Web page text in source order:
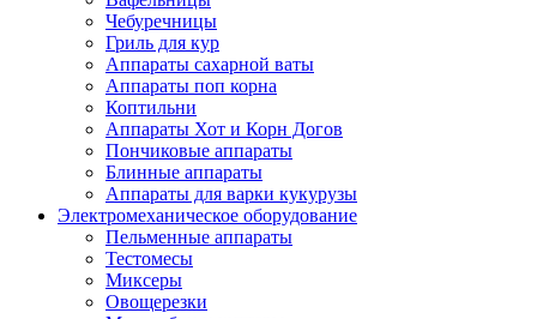
Чебуречницы
Гриль для кур
Аппараты сахарной ваты
Аппараты поп корна
Коптильни
Аппараты Хот и Корн Догов
Пончиковые аппараты
Блинные аппараты
Аппараты для варки кукурузы
Электромеханическое оборудование
Пельменные аппараты
Тестомесы
Миксеры
Овощерезки